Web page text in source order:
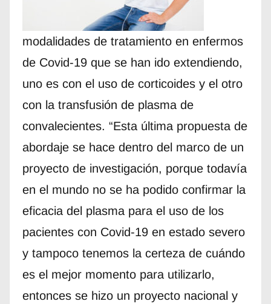
modalidades de tratamiento en enfermos
de Covid-19 que se han ido extendiendo,
uno es con el uso de corticoides y el otro
con la transfusión de plasma de
convalecientes. “Esta última propuesta de
abordaje se hace dentro del marco de un
proyecto de investigación, porque todavía
en el mundo no se ha podido confirmar la
eficacia del plasma para el uso de los
pacientes con Covid-19 en estado severo
y tampoco tenemos la certeza de cuándo
es el mejor momento para utilizarlo,
entonces se hizo un proyecto nacional y